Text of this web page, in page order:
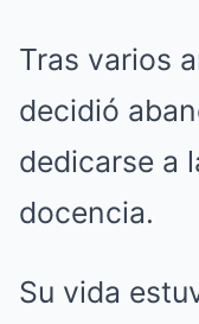
Tras varios
decidió
dedicarse a
docencia.
Su vida